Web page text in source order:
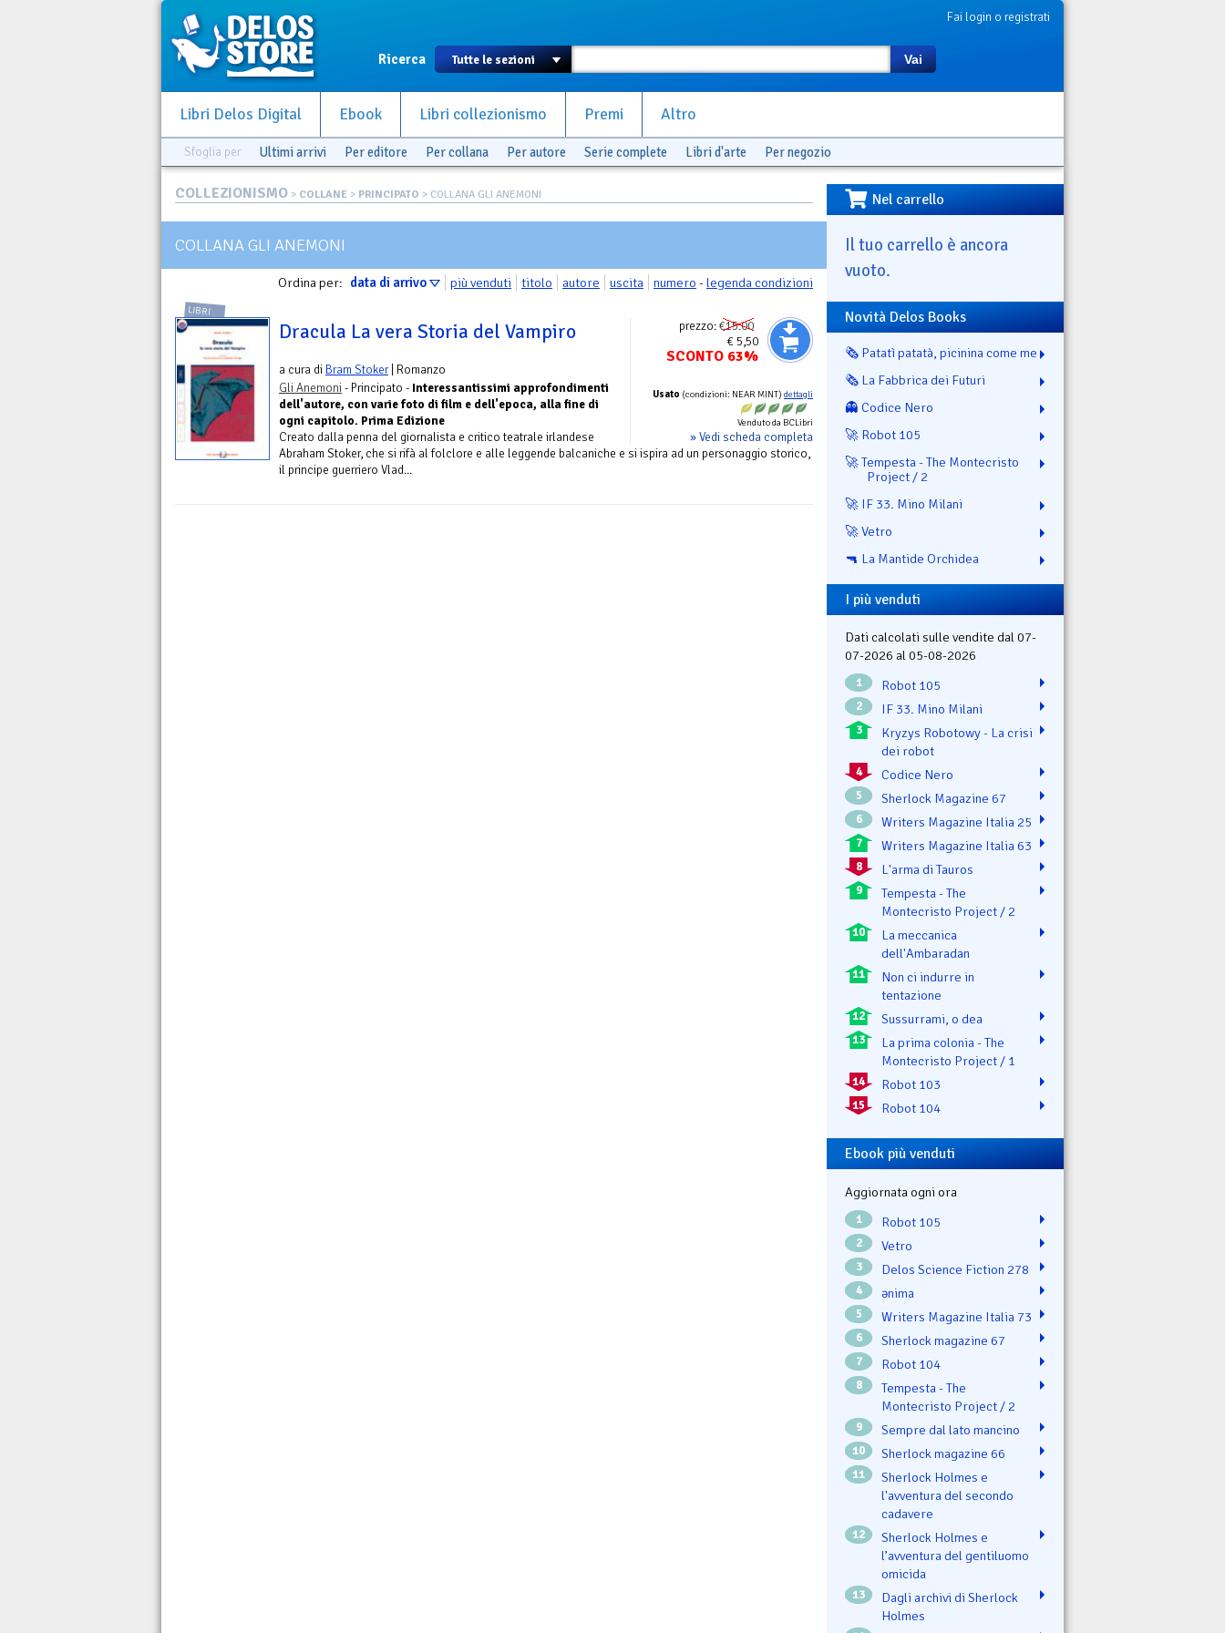
Fai login o registrati
Ricerca Vai
Libri Delos Digital Ebook Libri collezionismo Premi Altro
Sfoglia per Ultimi arrivi Per editore Per collana Per autore Serie complete Libri d'arte Per negozio
COLLEZIONISMO > COLLANE > PRINCIPATO > COLLANA GLI ANEMONI
COLLANA GLI ANEMONI
Ordina per: data di arrivo più venduti titolo autore uscita numero -legenda condizioni
prezzo:€15.00
€ 5,50
SCONTO 63%
Usato (condizioni: NEAR MINT) dettagli
Venduto da BCLibri
» Vedi scheda completa
LIBRI
Dracula La vera Storia del Vampiro
a cura di Bram Stoker| Romanzo
Gli Anemoni - Principato - Interessantissimi approfondimenti
dell'autore, con varie foto di film e dell'epoca, alla fine di
ogni capitolo. Prima Edizione
Creato dalla penna del giornalista e critico teatrale irlandese
Abraham Stoker, che si rifà al folclore e alle leggende balcaniche e si ispira ad un personaggio storico,
il principe guerriero Vlad...
Nel carrello
Il tuo carrello è ancora
vuoto.
Novità Delos Books
🗞️ Patatì patatà, picinina come me
🗞️ La Fabbrica dei Futuri
👻 Codice Nero
🚀 Robot 105
🚀 Tempesta - The Montecristo
Project / 2
🚀 IF 33. Mino Milani
🚀 Vetro
🔫 La Mantide Orchidea
I più venduti
Dati calcolati sulle vendite dal 07-
07-2026 al 05-08-2026
1 Robot 105
2 IF 33. Mino Milani
3
Kryzys Robotowy - La crisi
dei robot
4 Codice Nero
5 Sherlock Magazine 67
6 Writers Magazine Italia 25
7 Writers Magazine Italia 63
8 L'arma di Tauros
9
Tempesta - The
Montecristo Project / 2
10
La meccanica
dell'Ambaradan
11
Non ci indurre in
tentazione
12 Sussurrami, o dea
13
La prima colonia - The
Montecristo Project / 1
14 Robot 103
15 Robot 104
Ebook più venduti
Aggiornata ogni ora
1 Robot 105
2 Vetro
3 Delos Science Fiction 278
4 ənima
5 Writers Magazine Italia 73
6 Sherlock magazine 67
7 Robot 104
8
Tempesta - The
Montecristo Project / 2
9 Sempre dal lato mancino
10 Sherlock magazine 66
11
Sherlock Holmes e
l'avventura del secondo
cadavere
12
Sherlock Holmes e
l’avventura del gentiluomo
omicida
13
Dagli archivi di Sherlock
Holmes